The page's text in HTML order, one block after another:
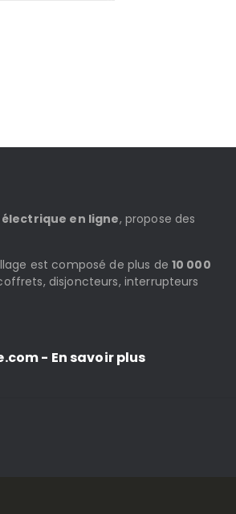
en ligne, propose des
est composé de plus de 10 000
disjoncteurs, interrupteurs
- En savoir plus